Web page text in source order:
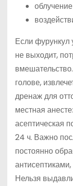
Если фурункул
не выходит,
голове,
дренаж для
местная
асептическая
24 ч. Важно
постоянно
Нельзя